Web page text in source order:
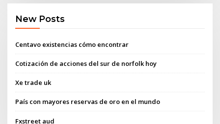
New Posts
Centavo existencias cómo encontrar
Cotización de acciones del sur de norfolk hoy
Xe trade uk
País con mayores reservas de oro en el mundo
Fxstreet aud